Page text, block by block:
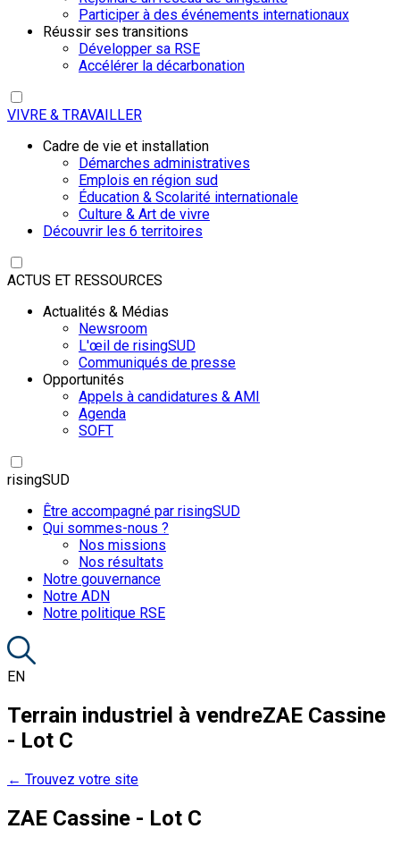
Participer à des événements internationaux
Réussir ses transitions
Développer sa RSE
Accélérer la décarbonation
VIVRE & TRAVAILLER
Cadre de vie et installation
Démarches administratives
Emplois en région sud
Éducation & Scolarité internationale
Culture & Art de vivre
Découvrir les 6 territoires
ACTUS ET RESSOURCES
Actualités & Médias
Newsroom
L'œil de risingSUD
Communiqués de presse
Opportunités
Appels à candidatures & AMI
Agenda
SOFT
risingSUD
Être accompagné par risingSUD
Qui sommes-nous ?
Nos missions
Nos résultats
Notre gouvernance
Notre ADN
Notre politique RSE
EN
Terrain industriel à vendreZAE Cassine
- Lot C
← Trouvez votre site
ZAE Cassine - Lot C